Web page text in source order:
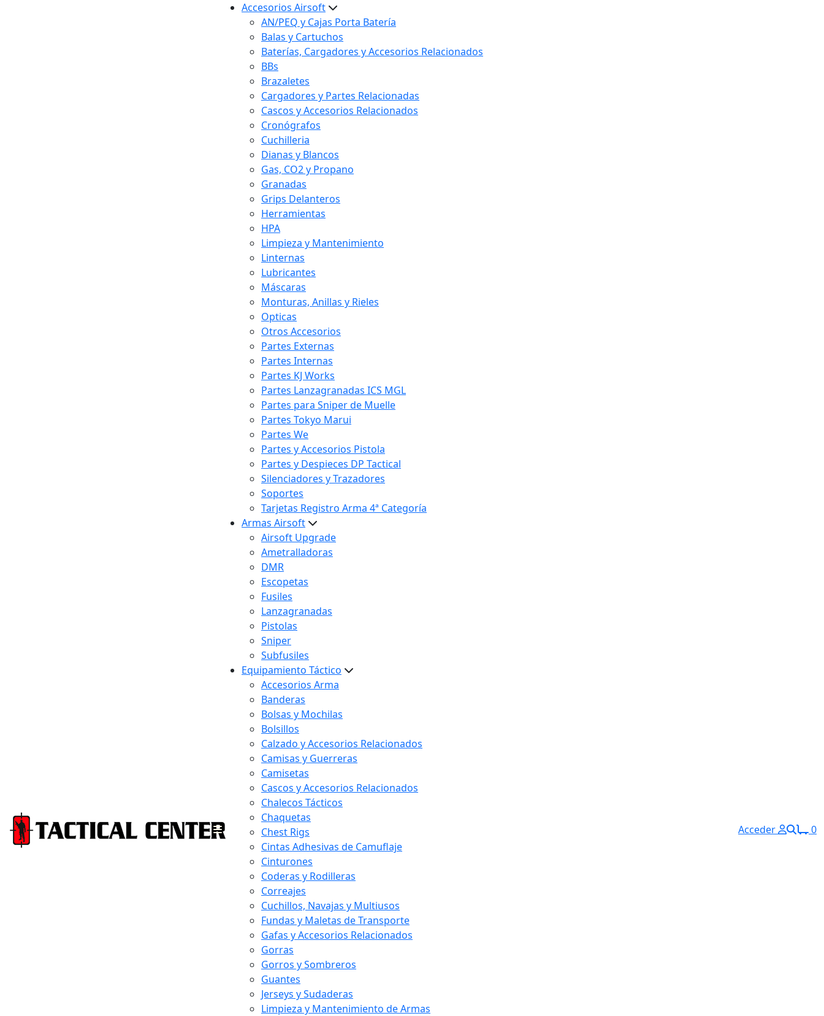
Accesorios Airsoft
AN/PEQ y Cajas Porta Batería
Balas y Cartuchos
Baterías, Cargadores y Accesorios Relacionados
BBs
Brazaletes
Cargadores y Partes Relacionadas
Cascos y Accesorios Relacionados
Cronógrafos
Cuchilleria
Dianas y Blancos
Gas, CO2 y Propano
Granadas
Grips Delanteros
Herramientas
HPA
Limpieza y Mantenimiento
Linternas
Lubricantes
Máscaras
Monturas, Anillas y Rieles
Opticas
Otros Accesorios
Partes Externas
Partes Internas
Partes KJ Works
Partes Lanzagranadas ICS MGL
Partes para Sniper de Muelle
Partes Tokyo Marui
Partes We
Partes y Accesorios Pistola
Partes y Despieces DP Tactical
Silenciadores y Trazadores
Soportes
Tarjetas Registro Arma 4ª Categoría
Armas Airsoft
Airsoft Upgrade
Ametralladoras
DMR
Escopetas
Fusiles
Lanzagranadas
Pistolas
Sniper
Subfusiles
Equipamiento Táctico
Accesorios Arma
Banderas
Bolsas y Mochilas
Bolsillos
Calzado y Accesorios Relacionados
Camisas y Guerreras
Camisetas
Cascos y Accesorios Relacionados
Chalecos Tácticos
Chaquetas
Chest Rigs
Cintas Adhesivas de Camuflaje
Cinturones
Coderas y Rodilleras
Correajes
Cuchillos, Navajas y Multiusos
Fundas y Maletas de Transporte
Gafas y Accesorios Relacionados
Gorras
Gorros y Sombreros
Guantes
Jerseys y Sudaderas
Limpieza y Mantenimiento de Armas
Acceder 0